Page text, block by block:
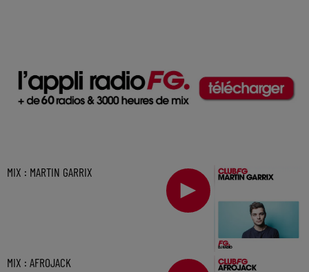
MIX : MARTIN GARRIX
MIX : AFROJACK